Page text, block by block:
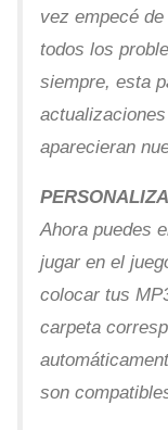
vez empecé
todos los
siempre, esta
aparecieran
Ahora puedes
jugar en el
colocar tus
carpeta
son